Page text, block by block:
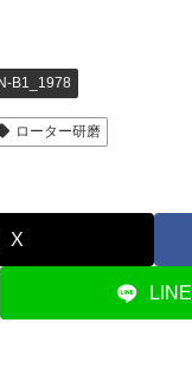
B1_1978
ローター研磨
X
LINE